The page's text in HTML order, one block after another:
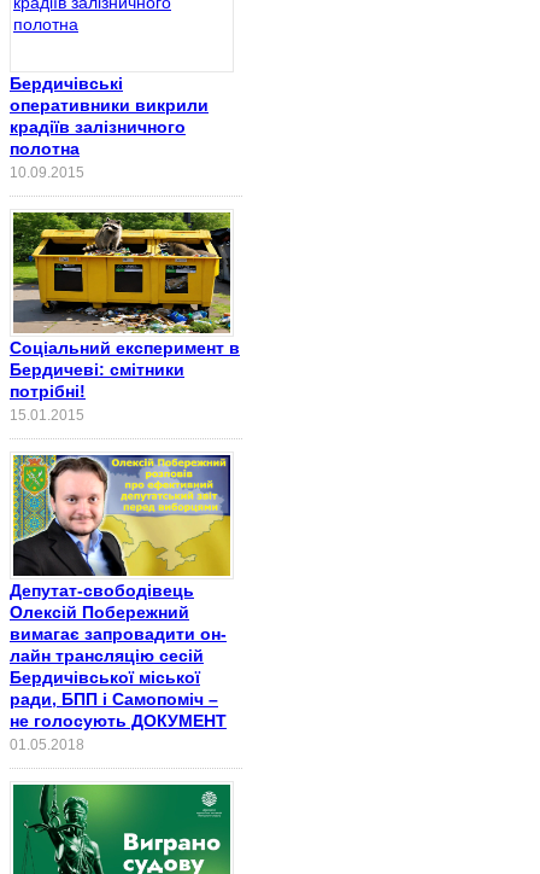
Бердичівські
оперативники викрили
крадіїв залізничного
полотна
10.09.2015
Соціальний експеримент в
Бердичеві: смітники
потрібні!
15.01.2015
Депутат-свободівець
Олексій Побережний
вимагає запровадити он-
лайн трансляцію сесій
Бердичівської міської
ради, БПП і Самопоміч –
не голосують ДОКУМЕНТ
01.05.2018